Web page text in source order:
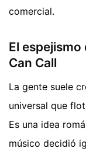
comercial.
El espejismo
Can Call
La gente suele
universal que
Es una idea
músico decidió